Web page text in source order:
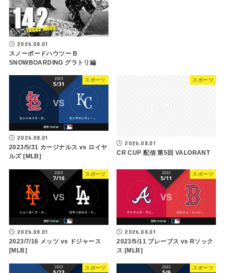
2026.08.01
スノーボードハウツー B
SNOWBOARDING グラトリ編
スポーツ
2026.08.01
2023/5/31 カージナルス vs ロイヤ
ルズ [MLB]
スポーツ
2026.08.01
CR CUP 配信 第5回 VALORANT
スポーツ
2026.08.01
2023/7/16 メッツ vs ドジャース
[MLB]
スポーツ
2026.08.01
2023/5/11 ブレーブス vs Rソック
ス [MLB]
スポーツ スポーツ